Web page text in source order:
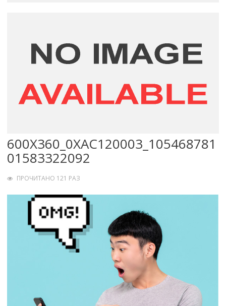
600X360_0XAC120003_105468781
01583322092
ПРОЧИТАНО 121 РАЗ